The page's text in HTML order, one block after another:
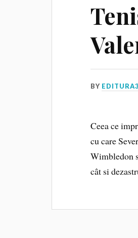
BY
Ceea ce
cu care
Wimbledon
cât si